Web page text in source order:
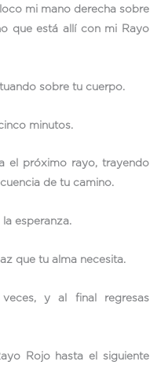
mi mano derecha sobre
que está allí con mi Rayo
sobre tu cuerpo.
minutos.
el próximo rayo, trayendo
de tu camino.
esperanza.
que tu alma necesita.
y al final regresas
Rojo hasta el siguiente